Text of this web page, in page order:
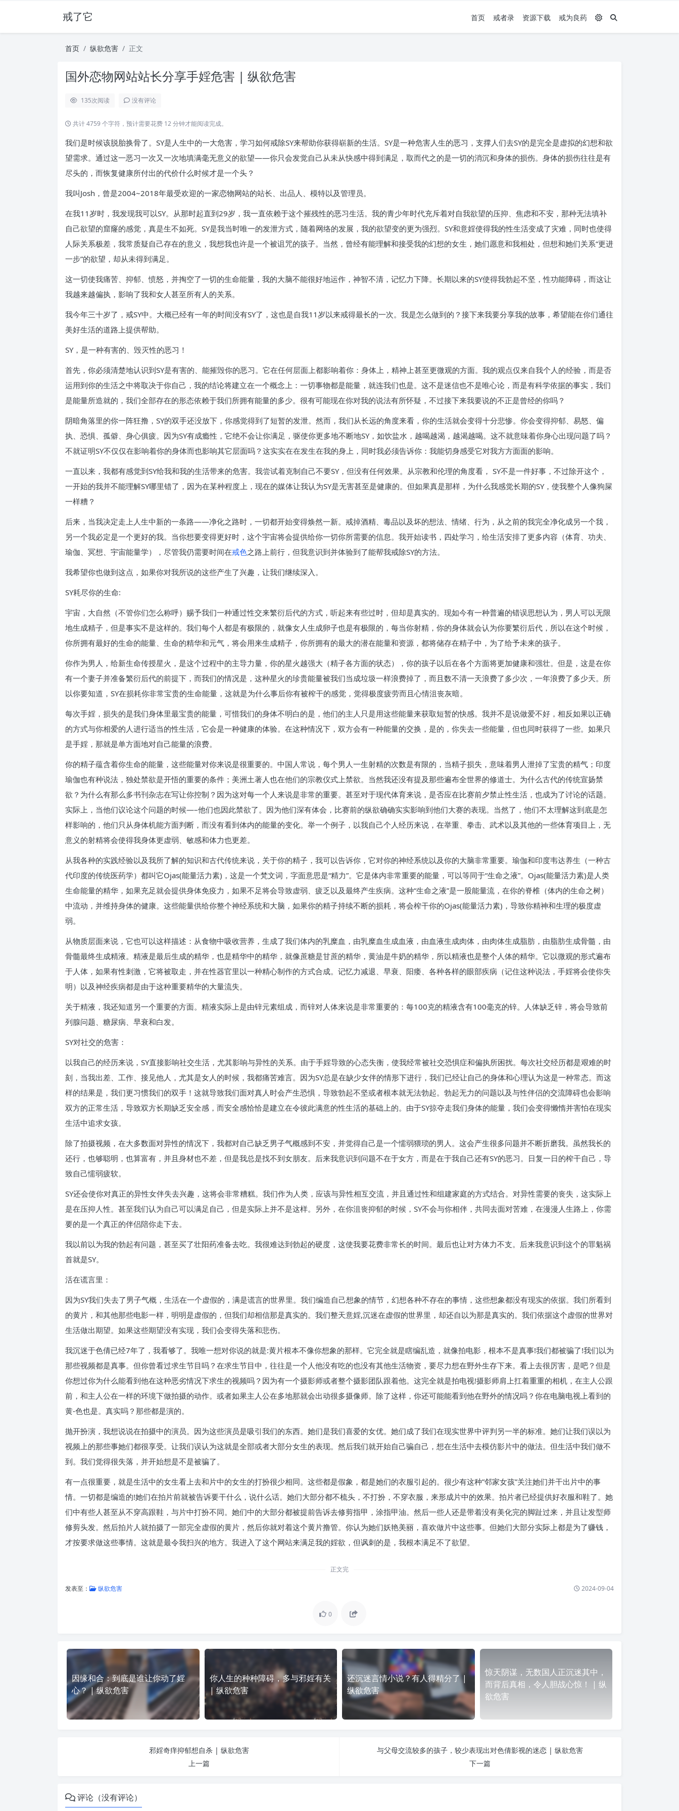
戒了它 首页 戒者录 资源下载 戒为良药
首页 纵欲危害 正文
国外恋物网站站长分享手婬危害 | 纵欲危害
135次阅读 没有评论
共计 4759 个字符，预计需要花费 12 分钟才能阅读完成。
我们是时候该脱胎换骨了。SY是人生中的一大危害，学习如何戒除SY来帮助你获得崭新的生活。SY是一种危害人生的恶习，支撑人们去SY的是完全是虚拟的幻想和欲
望需求。通过这一恶习一次又一次地填满毫无意义的欲望——你只会发觉自己从未从快感中得到满足，取而代之的是一切的消沉和身体的损伤。身体的损伤往往是有
尽头的，而恢复健康所付出的代价什么时候才是一个头？
我叫Josh，曾是2004~2018年最受欢迎的一家恋物网站的站长、出品人、模特以及管理员。
在我11岁时，我发现我可以SY。从那时起直到29岁，我一直依赖于这个摧残性的恶习生活。我的青少年时代充斥着对自我欲望的压抑、焦虑和不安，那种无法填补
自己欲望的窟窿的感觉，真是生不如死。SY是我当时唯一的发泄方式，随着网络的发展，我的欲望变的更为强烈。SY和意婬使得我的性生活变成了灾难，同时也使得
人际关系极差，我常质疑自己存在的意义，我想我也许是一个被诅咒的孩子。当然，曾经有能理解和接受我的幻想的女生，她们愿意和我相处，但想和她们关系“更进
一步”的欲望，却从未得到满足。
这一切使我痛苦、抑郁、愤怒，并掏空了一切的生命能量，我的大脑不能很好地运作，神智不清，记忆力下降。长期以来的SY使得我勃起不坚，性功能障碍，而这让
我越来越偏执，影响了我和女人甚至所有人的关系。
我今年三十岁了，戒SY中。大概已经有一年的时间没有SY了，这也是自我11岁以来戒得最长的一次。我是怎么做到的？接下来我要分享我的故事，希望能在你们通往
美好生活的道路上提供帮助。
SY，是一种有害的、毁灭性的恶习！
首先，你必须清楚地认识到SY是有害的、能摧毁你的恶习。它在任何层面上都影响着你：身体上，精神上甚至更微观的方面。我的观点仅来自我个人的经验，而是否
运用到你的生活之中将取决于你自己，我的结论将建立在一个概念上：一切事物都是能量，就连我们也是。这不是迷信也不是唯心论，而是有科学依据的事实，我们
是能量所造就的，我们全部存在的形态依赖于我们所拥有能量的多少。很有可能现在你对我的说法有所怀疑，不过接下来我要说的不正是曾经的你吗？
阴暗角落里的你一阵狂撸，SY的双手还没放下，你感觉得到了短暂的发泄。然而，我们从长远的角度来看，你的生活就会变得十分悲惨。你会变得抑郁、易怒、偏
执、恐惧、孤僻、身心俱疲。因为SY有成瘾性，它绝不会让你满足，驱使你更多地不断地SY，如饮盐水，越喝越渴，越渴越喝。这不就意味着你身心出现问题了吗？
不就证明SY不仅仅在影响着你的身体而也影响其它层面吗？这实实在在发生在我的身上，同时我必须告诉你：我能切身感受它对我方方面面的影响。
一直以来，我都有感觉到SY给我和我的生活带来的危害。我尝试着克制自己不要SY，但没有任何效果。从宗教和伦理的角度看， SY不是一件好事，不过除开这个，
一开始的我并不能理解SY哪里错了，因为在某种程度上，现在的媒体让我认为SY是无害甚至是健康的。但如果真是那样，为什么我感觉长期的SY，使我整个人像狗屎
一样糟？
后来，当我决定走上人生中新的一条路——净化之路时，一切都开始变得焕然一新。戒掉酒精、毒品以及坏的想法、情绪、行为，从之前的我完全净化成另一个我，
另一个我必定是一个更好的我。当你想要变得更好时，这个宇宙将会提供给你一切你所需要的信息。我开始读书，四处学习，给生活安排了更多内容（体育、功夫、
瑜伽、冥想、宇宙能量学），尽管我仍需要时间在戒色之路上前行，但我意识到并体验到了能帮我戒除SY的方法。
我希望你也做到这点，如果你对我所说的这些产生了兴趣，让我们继续深入。
SY耗尽你的生命:
宇宙，大自然（不管你们怎么称呼）赐予我们一种通过性交来繁衍后代的方式，听起来有些过时，但却是真实的。现如今有一种普遍的错误思想认为，男人可以无限
地生成精子，但是事实不是这样的。我们每个人都是有极限的，就像女人生成卵子也是有极限的，每当你射精，你的身体就会认为你要繁衍后代，所以在这个时候，
你所拥有最好的生命的能量、生命的精华和元气，将会用来生成精子，你所拥有的最大的潜在能量和资源，都将储存在精子中，为了给予未来的孩子。
你作为男人，给新生命传授星火，是这个过程中的主导力量，你的星火越强大（精子各方面的状态），你的孩子以后在各个方面将更加健康和强壮。但是，这是在你
有一个妻子并准备繁衍后代的前提下，而我们的情况是，这种星火的珍贵能量被我们当成垃圾一样浪费掉了，而且数不清一天浪费了多少次，一年浪费了多少天。所
以你要知道，SY在损耗你非常宝贵的生命能量，这就是为什么事后你有被榨干的感觉，觉得极度疲劳而且心情沮丧灰暗。
每次手婬，损失的是我们身体里最宝贵的能量，可惜我们的身体不明白的是，他们的主人只是用这些能量来获取短暂的快感。我并不是说做爱不好，相反如果以正确
的方式与你相爱的人进行适当的性生活，它会是一种健康的体验。在这种情况下，双方会有一种能量的交换，是的，你失去一些能量，但也同时获得了一些。如果只
是手婬，那就是单方面地对自己能量的浪费。
你的精子蕴含着你生命的能量，这些能量对你来说是很重要的。中国人常说，每个男人一生射精的次数是有限的，当精子损失，意味着男人泄掉了宝贵的精气；印度
瑜伽也有种说法，独处禁欲是开悟的重要的条件；美洲土著人也在他们的宗教仪式上禁欲。当然我还没有提及那些遍布全世界的修道士。为什么古代的传统宣扬禁
欲？为什么有那么多书刊杂志在写让你控制？因为这对每一个人来说是非常的重要。甚至对于现代体育来说，是否应在比赛前夕禁止性生活，也成为了讨论的话题。
实际上，当他们议论这个问题的时候—–他们也因此禁欲了。因为他们深有体会，比赛前的纵欲确确实实影响到他们大赛的表现。当然了，他们不太理解这到底是怎
样影响的，他们只从身体机能方面判断，而没有看到体内的能量的变化。举一个例子，以我自己个人经历来说，在举重、拳击、武术以及其他的一些体育项目上，无
意义的射精将会使得我身体更虚弱、敏感和体力也更差。
从我各种的实践经验以及我所了解的知识和古代传统来说，关于你的精子，我可以告诉你，它对你的神经系统以及你的大脑非常重要。瑜伽和印度韦达养生（一种古
代印度的传统医药学）都叫它Ojas(能量活力素)，这是一个梵文词，字面意思是“精力”。它是体内非常重要的能量，可以等同于“生命之液”。Ojas(能量活力素)是人类
生命能量的精华，如果充足就会提供身体免疫力，如果不足将会导致虚弱、疲乏以及最终产生疾病。这种“生命之液”是一股能量流，在你的脊椎（体内的生命之树）
中流动，并维持身体的健康。这些能量供给你整个神经系统和大脑，如果你的精子持续不断的损耗，将会榨干你的Ojas(能量活力素)，导致你精神和生理的极度虚
弱。
从物质层面来说，它也可以这样描述：从食物中吸收营养，生成了我们体内的乳糜血，由乳糜血生成血液，由血液生成肉体，由肉体生成脂肪，由脂肪生成骨髓，由
骨髓最终生成精液。精液是最后生成的精华，也是精华中的精华，就像蔗糖是甘蔗的精华，黄油是牛奶的精华，所以精液也是整个人体的精华。它以微观的形式遍布
于人体，如果有性刺激，它将被取走，并在性器官里以一种精心制作的方式合成。记忆力减退、早衰、阳痿、各种各样的眼部疾病（记住这种说法，手婬将会使你失
明）以及神经疾病都是由于这种重要精华的大量流失。
关于精液，我还知道另一个重要的方面。精液实际上是由锌元素组成，而锌对人体来说是非常重要的：每100克的精液含有100毫克的锌。人体缺乏锌，将会导致前
列腺问题、糖尿病、早衰和白发。
SY对社交的危害：
以我自己的经历来说，SY直接影响社交生活，尤其影响与异性的关系。由于手婬导致的心态失衡，使我经常被社交恐惧症和偏执所困扰。每次社交经历都是艰难的时
刻，当我出差、工作、接见他人，尤其是女人的时候，我都痛苦难言。因为SY总是在缺少女伴的情形下进行，我们已经让自己的身体和心理认为这是一种常态。而这
样的结果是，我们更习惯我们的双手！这就导致我们面对真人时会产生恐惧，导致勃起不坚或者根本就无法勃起。勃起无力的问题以及与性伴侣的交流障碍也会影响
双方的正常生活，导致双方长期缺乏安全感，而安全感恰恰是建立在令彼此满意的性生活的基础上的。由于SY掠夺走我们身体的能量，我们会变得懒惰并害怕在现实
生活中追求女孩。
除了拍摄视频，在大多数面对异性的情况下，我都对自己缺乏男子气概感到不安，并觉得自己是一个懦弱猥琐的男人。这会产生很多问题并不断折磨我。虽然我长的
还行，也够聪明，也算富有，并且身材也不差，但是我总是找不到女朋友。后来我意识到问题不在于女方，而是在于我自己还有SY的恶习。日复一日的榨干自己，导
致自己懦弱疲软。
SY还会使你对真正的异性女伴失去兴趣，这将会非常糟糕。我们作为人类，应该与异性相互交流，并且通过性和组建家庭的方式结合。对异性需要的丧失，这实际上
是在压抑人性。甚至我们认为自己可以满足自己，但是实际上并不是这样。另外，在你沮丧抑郁的时候，SY不会与你相伴，共同去面对苦难，在漫漫人生路上，你需
要的是一个真正的伴侣陪你走下去。
我以前以为我的勃起有问题，甚至买了壮阳药准备去吃。我很难达到勃起的硬度，这使我要花费非常长的时间。最后也让对方体力不支。后来我意识到这个的罪魁祸
首就是SY。
活在谎言里：
因为SY我们失去了男子气概，生活在一个虚假的，满是谎言的世界里。我们编造自己想象的情节，幻想各种不存在的事情，这些想象都没有现实的依据。我们所看到
的黄片，和其他那些电影一样，明明是虚假的，但我们却相信那是真实的。我们整天意婬,沉迷在虚假的世界里，却还自以为那是真实的。我们依据这个虚假的世界对
生活做出期望。如果这些期望没有实现，我们会变得失落和悲伤。
我沉迷于色倩已经7年了，我看够了。我唯一想对你说的就是:黄片根本不像你想象的那样。它完全就是瞎编乱造，就像拍电影，根本不是真事!我们都被骗了!我们以为
那些视频都是真事。但你曾看过求生节目吗？在求生节目中，往往是一个人他没有吃的也没有其他生活物资，要尽力想在野外生存下来。看上去很厉害，是吧？但是
你想过你为什么能看到他在这种恶劣情况下求生的视频吗？因为有一个摄影师或者整个摄影团队跟着他。这完全就是拍电视!摄影师肩上扛着重重的相机，在主人公跟
前，和主人公在一样的环境下做拍摄的动作。或者如果主人公在多地那就会出动很多摄像师。除了这样，你还可能能看到他在野外的情况吗？你在电脑电视上看到的
黄-色也是。真实吗？那些都是演的。
抛开扮演，我想说说在拍摄中的演员。因为这些演员是吸引我们的东西。她们是我们喜爱的女优。她们成了我们在现实世界中评判另一半的标准。她们让我们误以为
视频上的那些事她们都很享受。让我们误认为这就是全部或者大部分女生的表现。然后我们就开始自己骗自己，想在生活中去模仿影片中的做法。但生活中我们做不
到。我们觉得很失落，并开始想是不是被骗了。
有一点很重要，就是生活中的女生看上去和片中的女生的打扮很少相同。这些都是假象，都是她们的衣服引起的。很少有这种”邻家女孩”关注她们并干出片中的事
情。一切都是编造的!她们在拍片前就被告诉要干什么，说什么话。她们大部分都不梳头，不打扮，不穿衣服，来形成片中的效果。拍片者已经提供好衣服和鞋了。她
们中有些人甚至从不穿高跟鞋，与片中打扮不同。她们中的大部分都被提前告诉去修剪指甲，涂指甲油。然后一些人还是带着没有美化完的脚趾过来，并且让发型师
修剪头发。然后拍片人就拍摄了一部完全虚假的黄片，然后你就对着这个黄片撸管。你认为她们妖艳美丽，喜欢做片中这些事。但她们大部分实际上都是为了赚钱，
才按要求做这些事情。这就是最令我扫兴的地方。我进入了这个网站来满足我的婬欲，但讽刺的是，我根本满足不了欲望。
正文完
发表至： 纵欲危害 2024-09-04
0
因缘和合：到底是谁让你动了婬
心？ | 纵欲危害
你人生的种种障碍，多与邪婬有关
| 纵欲危害
还沉迷言情小说？有人得精分了 |
纵欲危害
惊天阴谋，无数国人正沉迷其中，
而背后真相，令人胆战心惊！ | 纵
欲危害
邪婬奇痒抑郁想自杀 | 纵欲危害
上一篇
与父母交流较多的孩子，较少表现出对色倩影视的迷恋 | 纵欲危害
下一篇
评论（没有评论）